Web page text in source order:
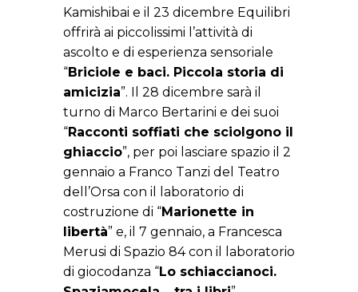
Kamishibai e il 23 dicembre Equilibri
offrirà ai piccolissimi l’attività di
ascolto e di esperienza sensoriale
“Briciole e baci. Piccola storia di
amicizia”. Il 28 dicembre sarà il
turno di Marco Bertarini e dei suoi
“Racconti soffiati che sciolgono il
ghiaccio”, per poi lasciare spazio il 2
gennaio a Franco Tanzi del Teatro
dell’Orsa con il laboratorio di
costruzione di “Marionette in
libertà” e, il 7 gennaio, a Francesca
Merusi di Spazio 84 con il laboratorio
di giocodanza “Lo schiaccianoci.